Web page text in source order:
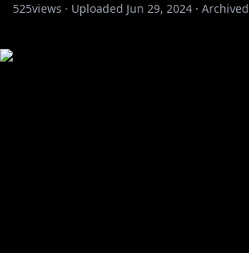
525views · Uploaded Jun 29, 2024 · Archived